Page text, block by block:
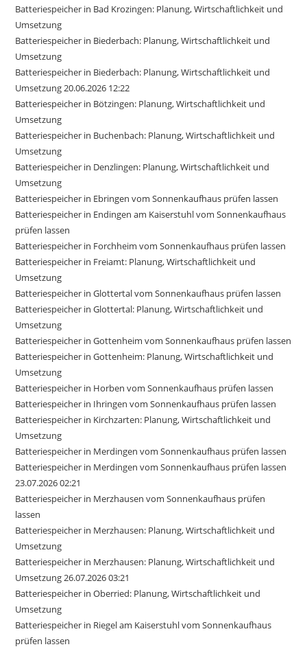
Batteriespeicher in Bad Krozingen: Planung, Wirtschaftlichkeit und
Umsetzung
Batteriespeicher in Biederbach: Planung, Wirtschaftlichkeit und
Umsetzung
Batteriespeicher in Biederbach: Planung, Wirtschaftlichkeit und
Umsetzung 20.06.2026 12:22
Batteriespeicher in Bötzingen: Planung, Wirtschaftlichkeit und
Umsetzung
Batteriespeicher in Buchenbach: Planung, Wirtschaftlichkeit und
Umsetzung
Batteriespeicher in Denzlingen: Planung, Wirtschaftlichkeit und
Umsetzung
Batteriespeicher in Ebringen vom Sonnenkaufhaus prüfen lassen
Batteriespeicher in Endingen am Kaiserstuhl vom Sonnenkaufhaus
prüfen lassen
Batteriespeicher in Forchheim vom Sonnenkaufhaus prüfen lassen
Batteriespeicher in Freiamt: Planung, Wirtschaftlichkeit und
Umsetzung
Batteriespeicher in Glottertal vom Sonnenkaufhaus prüfen lassen
Batteriespeicher in Glottertal: Planung, Wirtschaftlichkeit und
Umsetzung
Batteriespeicher in Gottenheim vom Sonnenkaufhaus prüfen lassen
Batteriespeicher in Gottenheim: Planung, Wirtschaftlichkeit und
Umsetzung
Batteriespeicher in Horben vom Sonnenkaufhaus prüfen lassen
Batteriespeicher in Ihringen vom Sonnenkaufhaus prüfen lassen
Batteriespeicher in Kirchzarten: Planung, Wirtschaftlichkeit und
Umsetzung
Batteriespeicher in Merdingen vom Sonnenkaufhaus prüfen lassen
Batteriespeicher in Merdingen vom Sonnenkaufhaus prüfen lassen
23.07.2026 02:21
Batteriespeicher in Merzhausen vom Sonnenkaufhaus prüfen
lassen
Batteriespeicher in Merzhausen: Planung, Wirtschaftlichkeit und
Umsetzung
Batteriespeicher in Merzhausen: Planung, Wirtschaftlichkeit und
Umsetzung 26.07.2026 03:21
Batteriespeicher in Oberried: Planung, Wirtschaftlichkeit und
Umsetzung
Batteriespeicher in Riegel am Kaiserstuhl vom Sonnenkaufhaus
prüfen lassen